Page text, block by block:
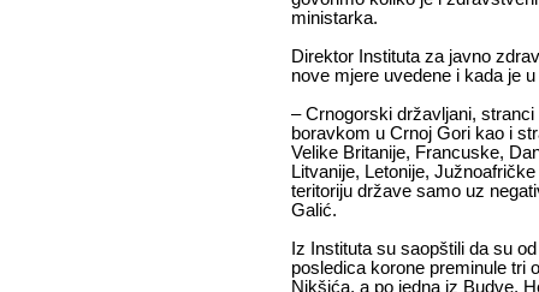
ministarka.
Direktor Instituta za javno
nove mjere uvedene i kada je
– Crnogorski državljani,
boravkom u Crnoj Gori kao i
Velike Britanije, Francuske,
Litvanije, Letonije,
teritoriju države samo uz
Galić.
Iz Instituta su saopštili da su
posledica korone preminule tri
Nikšića, a po jedna iz Budve,